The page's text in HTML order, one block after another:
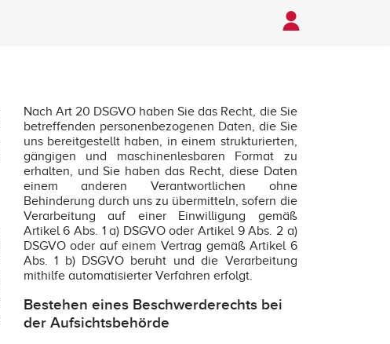
Nach Art 20 DSGVO haben Sie das Recht, die Sie
betreffenden personenbezogenen Daten, die Sie
uns bereitgestellt haben, in einem strukturierten,
gängigen und maschinenlesbaren Format zu
erhalten, und Sie haben das Recht, diese Daten
einem anderen Verantwortlichen ohne
Behinderung durch uns zu übermitteln, sofern die
Verarbeitung auf einer Einwilligung gemäß
Artikel 6 Abs. 1 a) DSGVO oder Artikel 9 Abs. 2 a)
DSGVO oder auf einem Vertrag gemäß Artikel 6
Abs. 1 b) DSGVO beruht und die Verarbeitung
mithilfe automatisierter Verfahren erfolgt.
Bestehen eines Beschwerderechts bei
der Aufsichtsbehörde